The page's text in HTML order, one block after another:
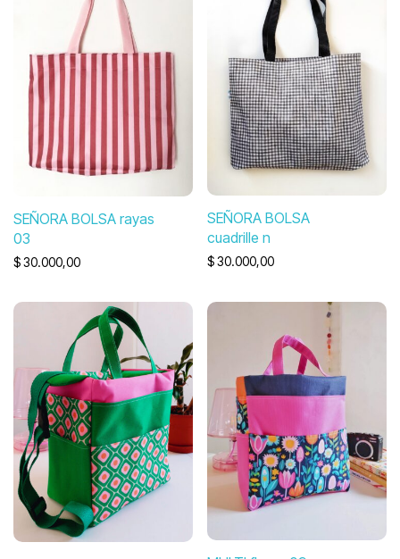
SEÑORA BOLSA rayas
03
$30.000,00
SEÑORA BOLSA
cuadrille n
$30.000,00